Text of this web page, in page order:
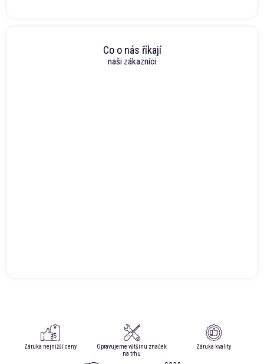
Co o nás říkají
naši zákazníci
Záruka nejnižší ceny
Opravujeme většinu značek
na trhu
Záruka kvality